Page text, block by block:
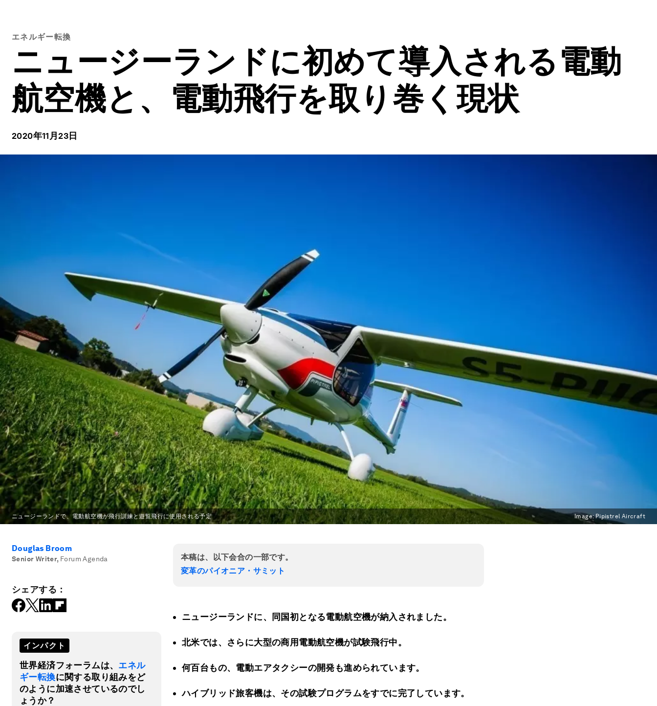
エネルギー転換
ニュージーランドに初めて導入される電動
航空機と、電動飛行を取り巻く現状
2020年11月23日
ニュージーランドで、電動航空機が飛行訓練と遊覧飛行に使用される予定 Image:Pipistrel Aircraft
Douglas Broom
Senior Writer, Forum Agenda
シェアする：
インパクト
世界経済フォーラムは、 エネル
ギー転換に関する取り組みをど
のように加速させているのでし
ょうか？
本稿は、以下会合の一部です。
変革のパイオニア・サミット
ニュージーランドに、同国初となる電動航空機が納入されました。
北米では、さらに大型の商用電動航空機が試験飛行中。
何百台もの、電動エアタクシーの開発も進められています。
ハイブリッド旅客機は、その試験プログラムをすでに完了しています。